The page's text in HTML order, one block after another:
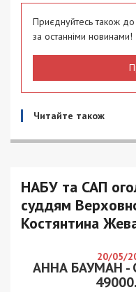
Приєднуйтесь також
за останніми новинами!
Читайте також
НАБУ та САП
суддям
Костянтина
20/05/
АННА БАУМАН -